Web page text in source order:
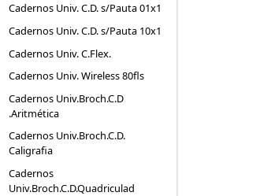
Cadernos Univ. C.D. s/Pauta 01x1
Cadernos Univ. C.D. s/Pauta 10x1
Cadernos Univ. C.Flex.
Cadernos Univ. Wireless 80fls
Cadernos Univ.Broch.C.D
.Aritmética
Cadernos Univ.Broch.C.D.
Caligrafia
Cadernos
Univ.Broch.C.D.Quadriculad